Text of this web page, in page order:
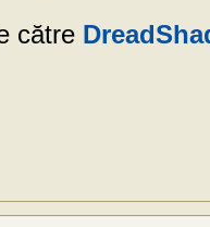
către